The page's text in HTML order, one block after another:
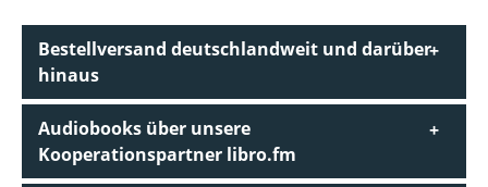
Bestellversand deutschlandweit und darüber
hinaus
Audiobooks über unsere
Kooperationspartner libro.fm